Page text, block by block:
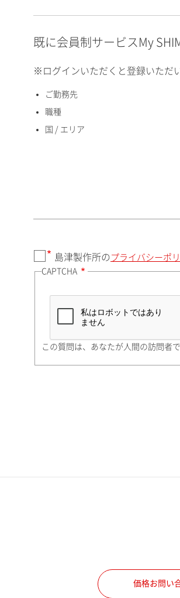
英数）
国 / エリア
町名・番地（勤務先）
既に会員制サービスMy
※ログインいただくと登録いただ
ご勤務先
職種
国 / エリア
島津製作所の プライバシーポ
CAPTCHA
この質問は、あなたが人間の訪問者
価格お問い